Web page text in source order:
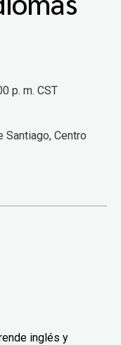
p. m. CST
Santiago, Centro
inglés y